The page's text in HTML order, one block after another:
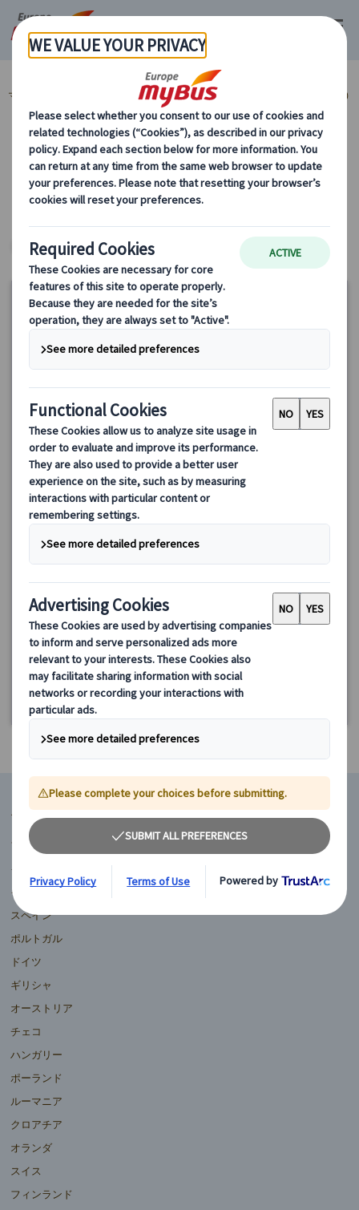
マイバス・ヨーロッパ ハンガリー (14) ブダペスト (14) 市内観光 (7)
カテゴリーから探す
市内観光 ヨーロッパ・プライベートツアー
ヨーロッパ・プライベートツアー
【日本語公認ガイド＆専用車付】ブダペストの美しき名所を巡
る午前プライベート観光
ドナウの真珠と称えられる美しいハンガリーの首都ブダペストを
専任ガイドと専用車で巡ります。マーチャーシュ教会、聖イシュ
125.00 EUR
詳細を見る
月～土（5/25、8/20、10/23、12/24～26・31、1/1、3/15を除
約3時間
マイバスヨーロッパ
フランス
イギリス
イタリア
スペイン
ポルトガル
ドイツ
ギリシャ
オーストリア
チェコ
ハンガリー
ポーランド
ルーマニア
クロアチア
オランダ
スイス
フィンランド